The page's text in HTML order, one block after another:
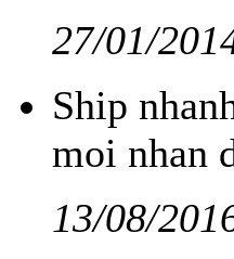
27/01/
Ship
moi nhan
13/08/